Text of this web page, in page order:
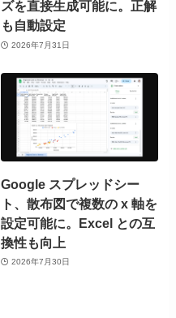
ズを直接生成可能に。正解
も自動設定
2026年7月31日
Google スプレッドシー
ト、散布図で複数の x 軸を
設定可能に。Excel との互
換性も向上
2026年7月30日